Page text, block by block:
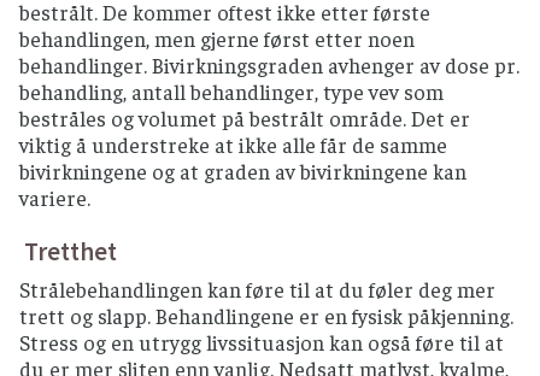
bestrålt. De kommer oftest ikke etter første
behandlingen, men gjerne først etter noen
behandlinger. Bivirkningsgraden avhenger av dose pr.
behandling, antall behandlinger, type vev som
bestråles og volumet på bestrålt område. Det er
viktig å understreke at ikke alle får de samme
bivirkningene og at graden av bivirkningene kan
variere.
Tretthet
Strålebehandlingen kan føre til at du føler deg mer
trett og slapp. Behandlingene er en fysisk påkjenning.
Stress og en utrygg livssituasjon kan også føre til at
du er mer sliten enn vanlig. Nedsatt matlyst, kvalme,